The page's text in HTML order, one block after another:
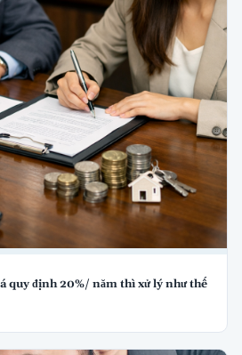
quy định 20%/ năm thì xử lý như thế